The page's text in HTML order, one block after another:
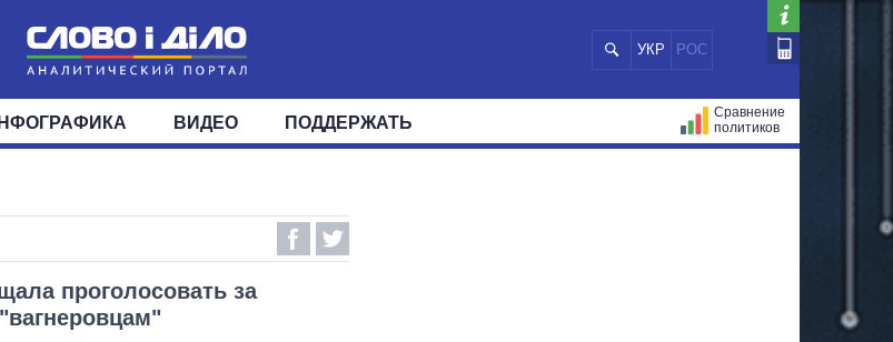
УКР РОС
МИР
ОКРУГА
ВИДЕО ПОДДЕРЖАТЬ
Сравнение
политиков
проголосовать за